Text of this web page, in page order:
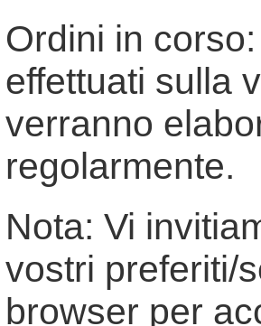
Ordini in
effettuati sulla
verranno
regolarmente.
Nota: Vi
vostri preferiti/
browser per